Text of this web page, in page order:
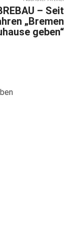
– Seit
„Bremen
geben“